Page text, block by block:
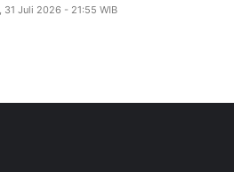
31 Juli 2026 - 21:55 WIB